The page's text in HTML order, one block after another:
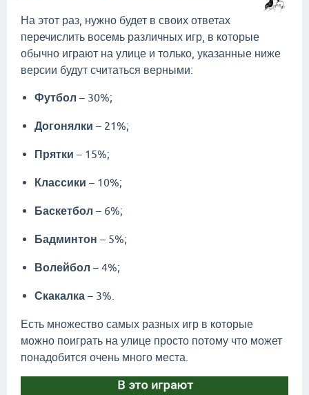
На этот раз, нужно будет в своих ответах
перечислить восемь различных игр, в которые
обычно играют на улице и только, указанные ниже
версии будут считаться верными:
Футбол – 30%;
Догонялки – 21%;
Прятки – 15%;
Классики – 10%;
Баскетбол – 6%;
Бадминтон – 5%;
Волейбол – 4%;
Скакалка – 3%.
Есть множество самых разных игр в которые
можно поиграть на улице просто потому что может
понадобится очень много места.